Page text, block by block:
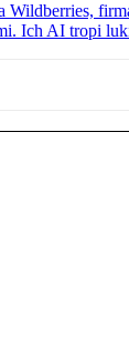
Wildberries,
Ich AI tropi